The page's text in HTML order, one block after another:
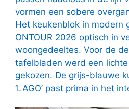
vormen een sobere
Het keukenblok in modern
ONTOUR 2026 optisch in
woongedeeltes. Voor de
tafelbladen werd een
gekozen. De grijs-blauwe
‘LAGO’ past prima in het